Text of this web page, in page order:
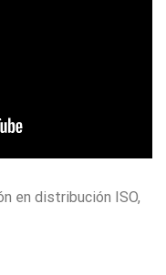
en distribución ISO,